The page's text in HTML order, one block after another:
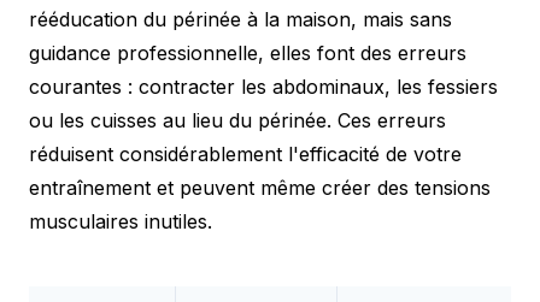
rééducation du périnée à la maison, mais sans
guidance professionnelle, elles font des erreurs
courantes : contracter les abdominaux, les fessiers
ou les cuisses au lieu du périnée. Ces erreurs
réduisent considérablement l'efficacité de votre
entraînement et peuvent même créer des tensions
musculaires inutiles.